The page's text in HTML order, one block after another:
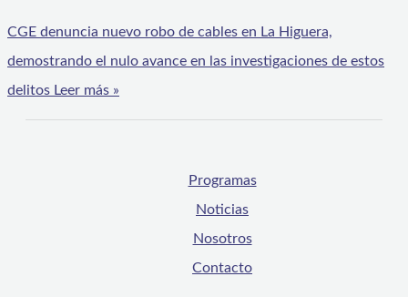
CGE denuncia nuevo robo de cables en La Higuera,
demostrando el nulo avance en las investigaciones de estos
delitos Leer más »
Programas
Noticias
Nosotros
Contacto